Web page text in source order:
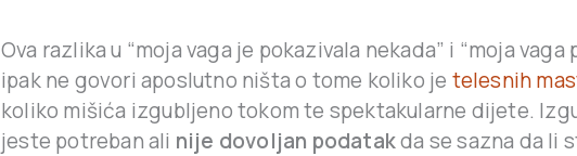
Ova razlika u “moja vaga je pokazivala nekada” i “moja vaga
ipak ne govori aposlutno ništa o tome koliko je telesnih
koliko mišića izgubljeno tokom te spektakularne dijete.
jeste potreban ali nije dovoljan podatakda se sazna da li